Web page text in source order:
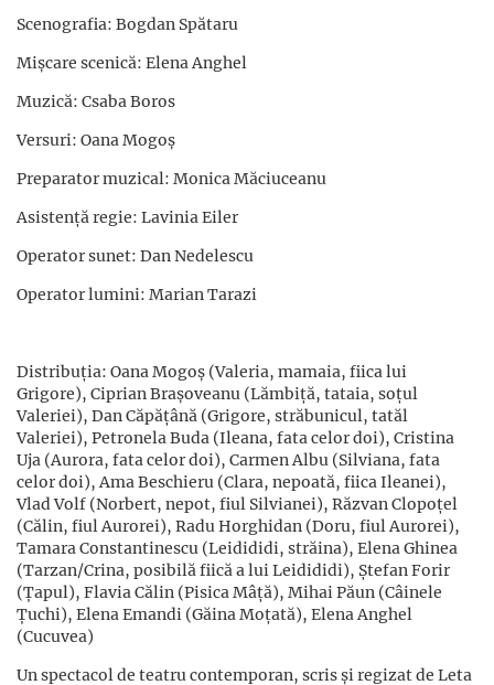
Scenografia: Bogdan Spătaru
Mișcare scenică: Elena Anghel
Muzică: Csaba Boros
Versuri: Oana Mogoș
Preparator muzical: Monica Măciuceanu
Asistență regie: Lavinia Eiler
Operator sunet: Dan Nedelescu
Operator lumini: Marian Tarazi
Distribuția: Oana Mogoș (Valeria, mamaia, fiica lui
Grigore), Ciprian Brașoveanu (Lămbiță, tataia, soțul
Valeriei), Dan Căpățână (Grigore, străbunicul, tatăl
Valeriei), Petronela Buda (Ileana, fata celor doi), Cristina
Uja (Aurora, fata celor doi), Carmen Albu (Silviana, fata
celor doi), Ama Beschieru (Clara, nepoată, fiica Ileanei),
Vlad Volf (Norbert, nepot, fiul Silvianei), Răzvan Clopoțel
(Călin, fiul Aurorei), Radu Horghidan (Doru, fiul Aurorei),
Tamara Constantinescu (Leidididi, străina), Elena Ghinea
(Tarzan/Crina, posibilă fiică a lui Leidididi), Ștefan Forir
(Țapul), Flavia Călin (Pisica Mâță), Mihai Păun (Câinele
Țuchi), Elena Emandi (Găina Moțată), Elena Anghel
(Cucuvea)
Un spectacol de teatru contemporan, scris și regizat de Leta